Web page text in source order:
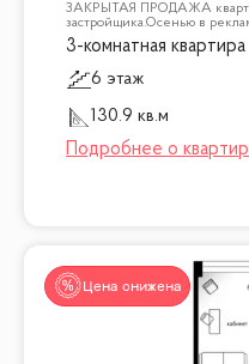
ЗАКРЫТАЯ ПРОДАЖА
застройщика.Осенью в
3-комнатная квартира
6 этаж
130.9 кв.м
Цена снижена